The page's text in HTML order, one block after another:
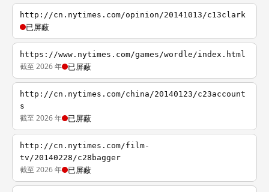
http://cn.nytimes.com/opinion/20141013/c13clark
已屏蔽
https://www.nytimes.com/games/wordle/index.html
截至 2026 年 已屏蔽
http://cn.nytimes.com/china/20140123/c23account
s
截至 2026 年 已屏蔽
http://cn.nytimes.com/film-
tv/20140228/c28bagger
截至 2026 年 已屏蔽